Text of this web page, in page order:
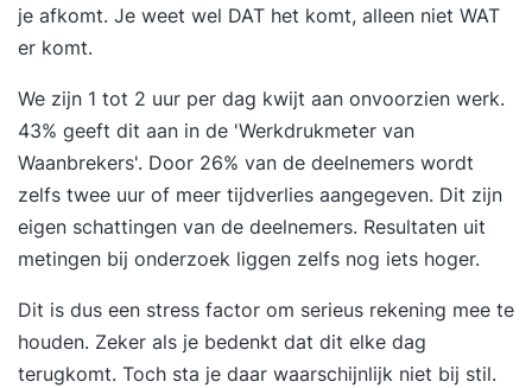
je afkomt. Je weet wel DAT het komt, alleen niet WAT
er komt.
We zijn 1 tot 2 uur per dag kwijt aan onvoorzien werk.
43% geeft dit aan in de 'Werkdrukmeter van
Waanbrekers'. Door 26% van de deelnemers wordt
zelfs twee uur of meer tijdverlies aangegeven. Dit zijn
eigen schattingen van de deelnemers. Resultaten uit
metingen bij onderzoek liggen zelfs nog iets hoger.
Dit is dus een stress factor om serieus rekening mee te
houden. Zeker als je bedenkt dat dit elke dag
terugkomt. Toch sta je daar waarschijnlijk niet bij stil.